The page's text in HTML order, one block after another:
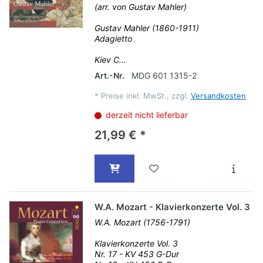
(arr. von Gustav Mahler)
Gustav Mahler (1860-1911)
Adagietto
Kiev C...
Art.-Nr.
MDG 601 1315-2
* Preise inkl. MwSt., zzgl. Versandkosten
derzeit nicht lieferbar
21,99 € *
W.A. Mozart - Klavierkonzerte Vol. 3
W.A. Mozart (1756-1791)
Klavierkonzerte Vol. 3
Nr. 17 - KV 453 G-Dur